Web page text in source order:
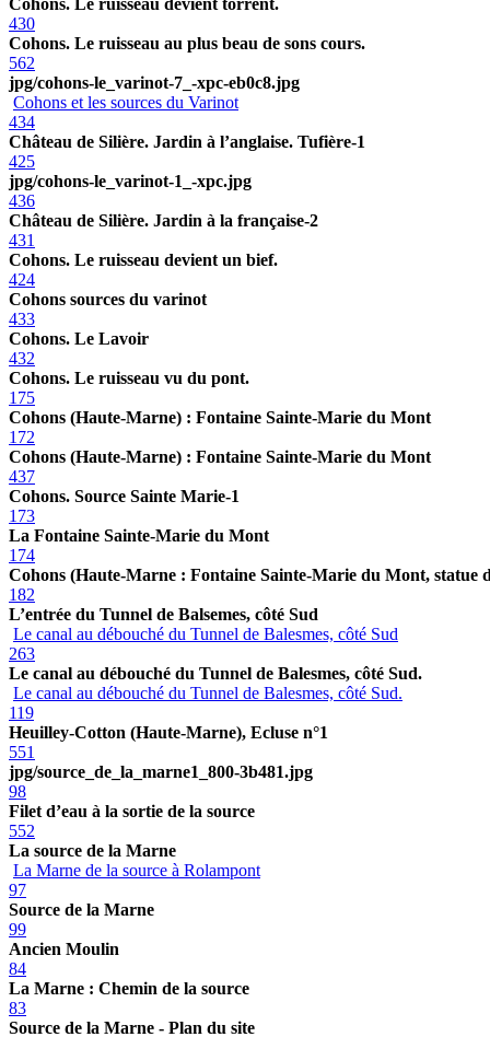
430
Cohons. Le ruisseau au plus beau de sons cours.
562
jpg/cohons-le_varinot-7_-xpc-eb0c8.jpg
Cohons et les sources du Varinot
434
Château de Silière. Jardin à l’anglaise. Tufière-1
425
jpg/cohons-le_varinot-1_-xpc.jpg
436
Château de Silière. Jardin à la française-2
431
Cohons. Le ruisseau devient un bief.
424
Cohons sources du varinot
433
Cohons. Le Lavoir
432
Cohons. Le ruisseau vu du pont.
175
Cohons (Haute-Marne) : Fontaine Sainte-Marie du Mont
172
Cohons (Haute-Marne) : Fontaine Sainte-Marie du Mont
437
Cohons. Source Sainte Marie-1
173
La Fontaine Sainte-Marie du Mont
174
Cohons (Haute-Marne : Fontaine Sainte-Marie du Mont, statue
182
L’entrée du Tunnel de Balsemes, côté Sud
Le canal au débouché du Tunnel de Balesmes, côté Sud
263
Le canal au débouché du Tunnel de Balesmes, côté Sud.
Le canal au débouché du Tunnel de Balesmes, côté Sud.
119
Heuilley-Cotton (Haute-Marne), Ecluse n°1
551
jpg/source_de_la_marne1_800-3b481.jpg
98
Filet d’eau à la sortie de la source
552
La source de la Marne
La Marne de la source à Rolampont
97
Source de la Marne
99
Ancien Moulin
84
La Marne : Chemin de la source
83
Source de la Marne - Plan du site